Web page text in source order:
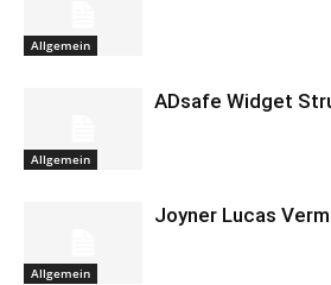
Allgemein
Allgemein
ADsafe Widget
Allgemein
Joyner Lucas